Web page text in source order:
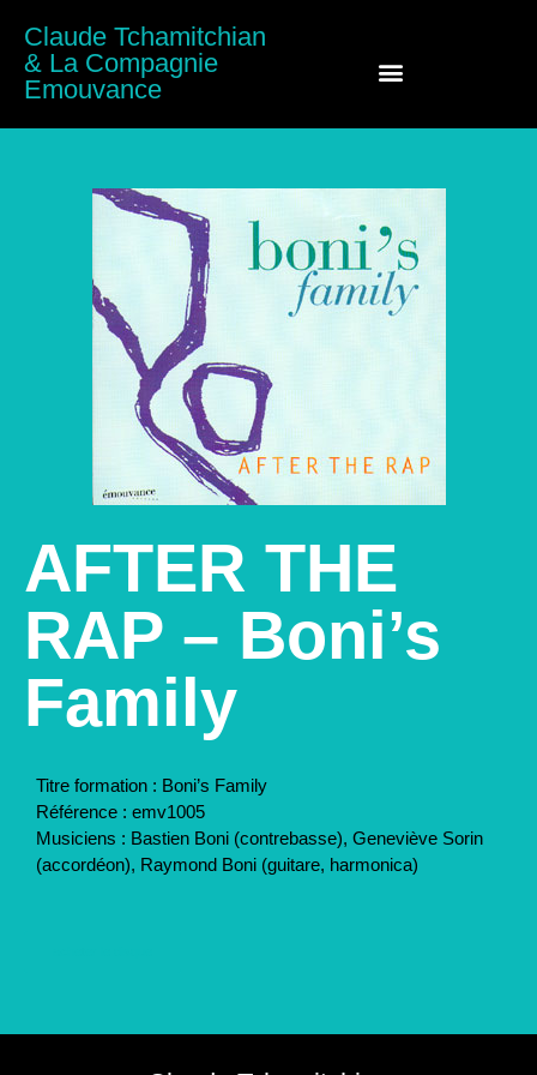
Claude Tchamitchian
& La Compagnie
Emouvance
AFTER THE
RAP – Boni’s
Family
Titre formation : Boni’s Family
Référence : emv1005
Musiciens : Bastien Boni (contrebasse), Geneviève Sorin
(accordéon), Raymond Boni (guitare, harmonica)